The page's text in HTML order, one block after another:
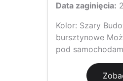
Data zaginięcia:
Kolor: Szary
bursztynowe
pod